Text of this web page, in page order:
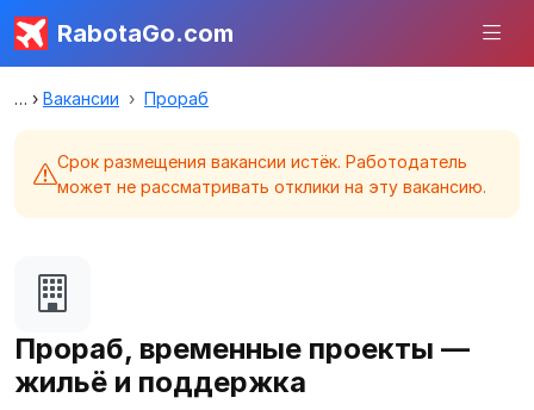
RabotaGo.com
Вакансии Прораб
Срок размещения вакансии истёк. Работодатель
может не рассматривать отклики на эту вакансию.
Прораб, временные проекты —
жильё и поддержка